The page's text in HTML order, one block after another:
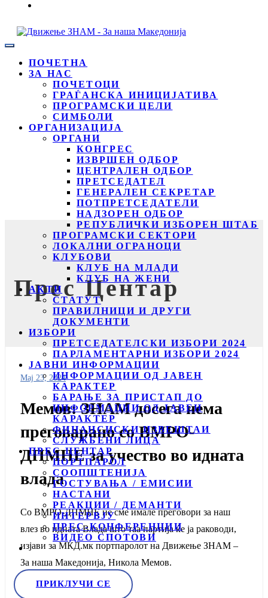
ПОЧЕТНА
ЗА НАС
ПОЧЕТОЦИ
ГРАЃАНСКА ИНИЦИЈАТИВА
ПРОГРАМСКИ ЦЕЛИ
СИМБОЛИ
ОРГАНИЗАЦИЈА
ОРГАНИ
КОНГРЕС
ИЗВРШЕН ОДБОР
ЦЕНТРАЛЕН ОДБОР
ПРЕТСЕДАТЕЛ
ГЕНЕРАЛЕН СЕКРЕТАР
ПОТПРЕТСЕДАТЕЛИ
НАДЗОРЕН ОДБОР
РЕПУБЛИЧКИ ИЗБОРЕН ШТАБ
ПРОГРАМСКИ СЕКТОРИ
ЛОКАЛНИ ОГРАНОЦИ
КЛУБОВИ
КЛУБ НА МЛАДИ
КЛУБ НА ЖЕНИ
АКТИ
СТАТУТ
ПРАВИЛНИЦИ И ДРУГИ
ДОКУМЕНТИ
ИЗБОРИ
ПРЕТСЕДАТЕЛСКИ ИЗБОРИ 2024
ПАРЛАМЕНТАРНИ ИЗБОРИ 2024
ЈАВНИ ИНФОРМАЦИИ
ИНФОРМАЦИИ ОД ЈАВЕН
КАРАКТЕР
БАРАЊЕ ЗА ПРИСТАП ДО
ИНФОРМАЦИИ ОД ЈАВЕН
КАРАКТЕР
ФИНАНСИСКИ ИЗВЕШТАИ
СЛУЖБЕНИ ЛИЦА
ПРЕС ЦЕНТАР
ПОРТПАРОЛ
СООПШТЕНИЈА
ГОСТУВАЊА / ЕМИСИИ
НАСТАНИ
РЕАКЦИИ / ДЕМАНТИ
ИНТЕРВЈУ
ПРЕС-КОНФЕРЕНЦИИ
ВИДЕО СПОТОВИ
ПРИКЛУЧИ СЕ
Прес Центар
Мај 23, 2024
Мемов: ЗНАМ досега нема
преговарано со ВМРО-
ДПМНЕ за учество во идната
влада
Со ВМРО-ДПМНЕ не сме имале преговори за наш
влез во идната Влада што таа партија ќе ја раководи,
изјави за МКД.мк портпаролот на Движење ЗНАМ –
За наша Македонија, Никола Мемов.